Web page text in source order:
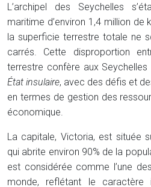
L’archipel des Seychelles
maritime d’environ 1,4 million de
la superficie terrestre totale ne
carrés. Cette disproportion
terrestre confère aux Seychelles
État insulaire, avec des défis et
en termes de gestion des
économique.
La capitale, Victoria, est située
qui abrite environ 90% de la
est considérée comme l’une
monde, reflétant le caractère